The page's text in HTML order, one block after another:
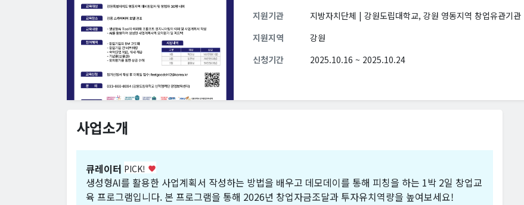
지원기관
지방자치단체 | 강원도립대학교, 강원 영동지역 창업유관기관
지원지역
강원
신청기간
2025.10.16 ~ 2025.10.24
사업소개
큐레이터 PICK! favorite
생성형AI를 활용한 사업계획서 작성하는 방법을 배우고 데모데이를 통해 피칭을 하는 1박 2일 창업교
육 프로그램입니다. 본 프로그램을 통해 2026년 창업자금조달과 투자유치역량을 높여보세요!